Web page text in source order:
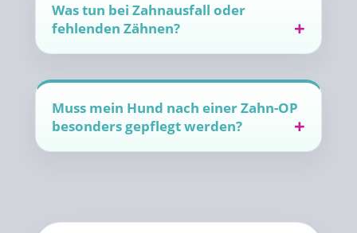
Was tun bei Zahnausfall oder
fehlenden Zähnen?
Muss mein Hund nach einer Zahn-OP
besonders gepflegt werden?